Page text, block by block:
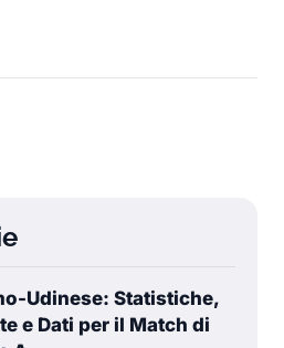
Udinese: Statistiche,
e Dati per il Match di